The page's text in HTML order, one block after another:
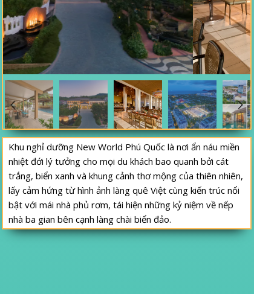
Khu nghỉ dưỡng New World Phú Quốc là nơi ẩn náu miền
nhiệt đới lý tưởng cho mọi du khách bao quanh bởi cát
trắng, biển xanh và khung cảnh thơ mộng của thiên nhiên,
lấy cảm hứng từ hình ảnh làng quê Việt cùng kiến trúc nổi
bật với mái nhà phủ rơm, tái hiện những kỷ niệm về nếp
nhà ba gian bên cạnh làng chài biển đảo.